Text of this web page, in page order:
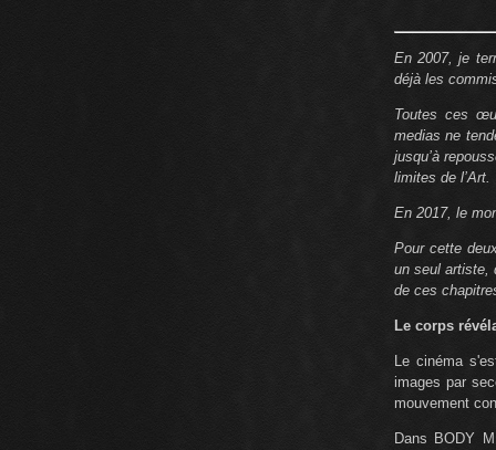
En 2007, je
déjà les
Toutes ces
medias ne
jusqu’à
limites de l’Art.
En 2017, le
Pour cette
un seul artiste,
de ces
Le corps
Le cinéma
images par
mouvement
Dans BODY